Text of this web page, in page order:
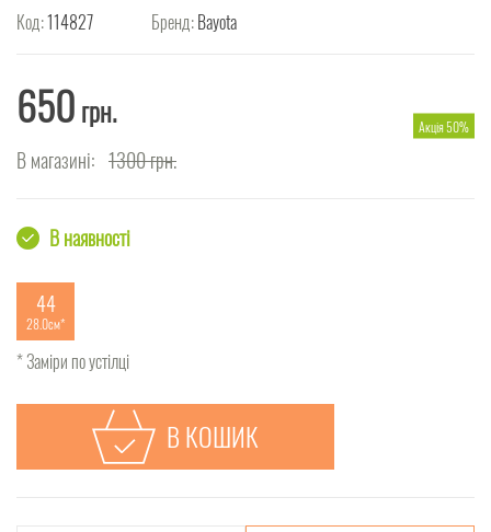
Код:114827 Бренд:Bayota
650грн.
В магазині: 1300грн.
Акція 50%
В наявності
44
28.0см
* Заміри по устілці
В КОШИК